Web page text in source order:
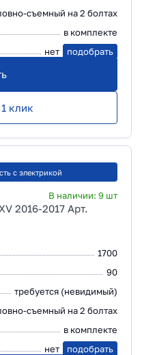
съемный на 2 болтах
в комплекте
нет подобрать
клик
с электрикой
В наличии: 9 шт
2016-2017 Арт.
1700
90
требуется (невидимый)
съемный на 2 болтах
в комплекте
нет подобрать